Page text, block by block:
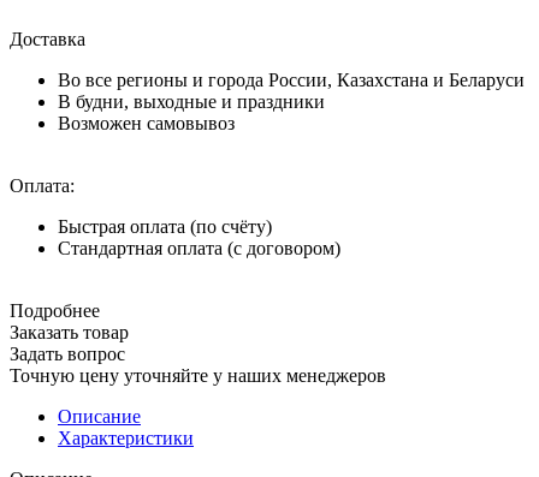
Доставка
Во все регионы и города России, Казахстана и Беларуси
В будни, выходные и праздники
Возможен самовывоз
Оплата:
Быстрая оплата (по счёту)
Стандартная оплата (с договором)
Подробнее
Заказать товар
Задать вопрос
Точную цену уточняйте у наших менеджеров
Описание
Характеристики